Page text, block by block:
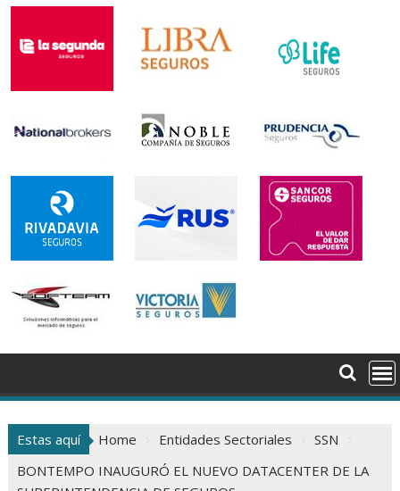
Estas aquí Home Entidades Sectoriales
SSN
BONTEMPO INAUGURÓ EL NUEVO DATACENTER DE LA